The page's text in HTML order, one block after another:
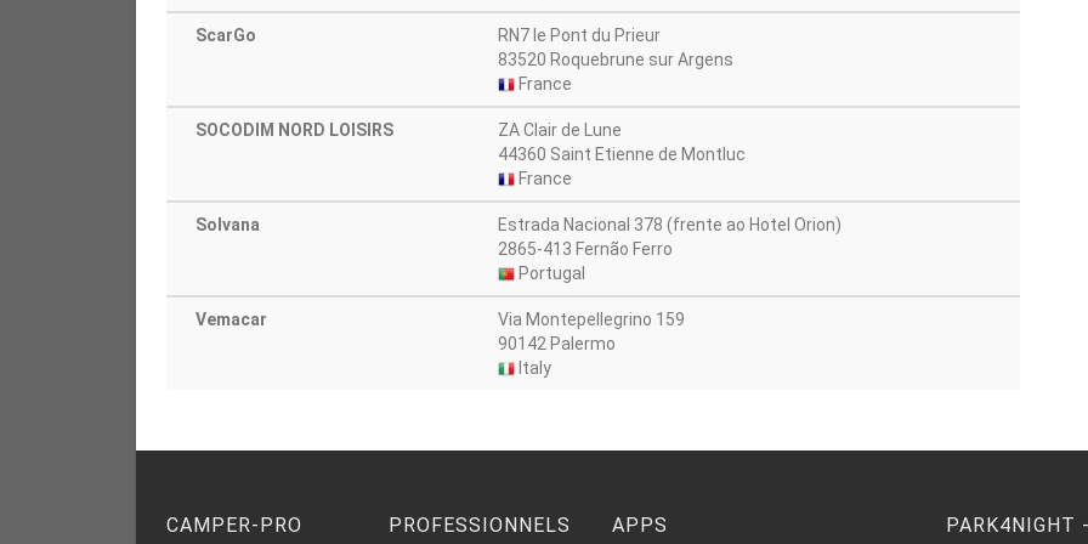
ScarGo
RN7 le Pont du Prieur
83520 Roquebrune sur Argens
France
SOCODIM NORD LOISIRS
ZA Clair de Lune
44360 Saint Etienne de Montluc
France
Solvana
Estrada Nacional 378 (frente ao Hotel Orion)
2865-413 Fernão Ferro
Portugal
Vemacar
Via Montepellegrino 159
90142 Palermo
Italy
CAMPER-PRO PROFESSIONNELS APPS
PARK4NIGHT